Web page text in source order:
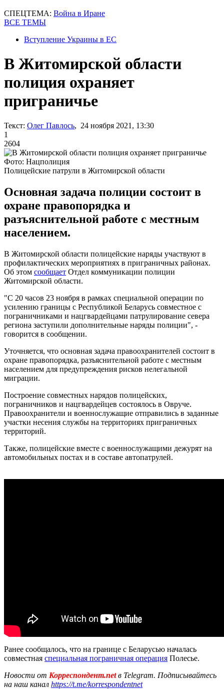
СПЕЦТЕМА: Война в Иране
ВСЕ ТЕМЫ
Вступление Украины в ЕС
В Житомирской области
полиция охраняет
приграничье
Текст: Олег Павлось, 24 ноября 2021, 13:30
1
2604
Фото: Нацполиция
Полицейские патрули в Житомирской области
Основная задача полиции состоит в
охране правопорядка и
разъяснительной работе с местным
населением.
В Житомирской области полицейские наряды участвуют в
профилактических мероприятиях в приграничных районах.
Об этом сообщает Отдел коммуникации полиции
Житомирской области.
"С 20 часов 23 ноября в рамках специальной операции по
усилению границы с Республикой Беларусь совместное с
пограничниками и нацгвардейцами патрулирование севера
региона заступили дополнительные наряды полиции", -
говорится в сообщении.
Уточняется, что основная задача правоохранителей состоит в
охране правопорядка, разъяснительной работе с местным
населением для предупреждения рисков нелегальной
миграции.
Построение совместных нарядов полицейских,
пограничников и нацгвардейцев состоялось в Овруче.
Правоохранители и военнослужащие отправились в заданные
участки несения службы на территориях приграничных
территорий.
Также, полицейские вместе с военнослужащими дежурят на
автомобильных постах и ​​в составе автопатрулей.
Ранее сообщалось, что на границе с Беларусью началась
совместная специальная пограничная операция Полесье.
Новости от Корреспондент.netв Telegram. Подписывайтесь
на наш канал https://t.me/korrespondentnet